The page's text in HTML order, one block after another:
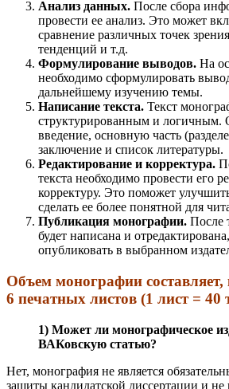
Анализ данных. После сбора
провести ее анализ. Это может
сравнение различных точек
тенденций и т.д.
Формулирование выводов. На
необходимо сформулировать
дальнейшему изучению темы.
Написание текста. Текст
структурированным и логичным.
введение, основную часть
заключение и список литературы.
Редактирование и корректура.
текста необходимо провести его
корректуру. Это поможет
сделать ее более понятной для
Публикация монографии. После
будет написана и
опубликовать в выбранном
Объем монографии
6 печатных листов (1 лист = 40
1) Может ли монографическое
ВАКовскую статью?
Нет, монография не является
защиты кандидатской диссертации и не